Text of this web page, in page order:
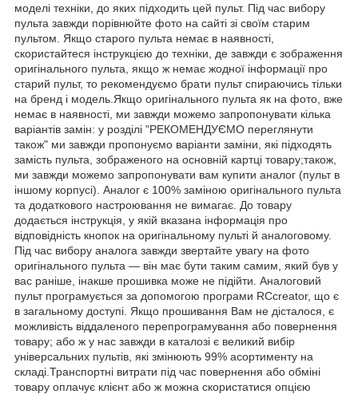
моделі техніки, до яких підходить цей пульт. Під час вибору
пульта завжди порівнюйте фото на сайті зі своїм старим
пультом. Якщо старого пульта немає в наявності,
скористайтеся інструкцією до техніки, де завжди є зображення
оригінального пульта, якщо ж немає жодної інформації про
старий пульт, то рекомендуємо брати пульт спираючись тільки
на бренд і модель.Якщо оригінального пульта як на фото, вже
немає в наявності, ми завжди можемо запропонувати кілька
варіантів замін: у розділі "РЕКОМЕНДУЄМО переглянути
також" ми завжди пропонуємо варіанти заміни, які підходять
замість пульта, зображеного на основній картці товару;також,
ми завжди можемо запропонувати вам купити аналог (пульт в
іншому корпусі). Аналог є 100% заміною оригінального пульта
та додаткового настроювання не вимагає. До товару
додається інструкція, у якій вказана інформація про
відповідність кнопок на оригінальному пульті й аналоговому.
Під час вибору аналога завжди звертайте увагу на фото
оригінального пульта — він має бути таким самим, який був у
вас раніше, інакше прошивка може не підійти. Аналоговий
пульт програмується за допомогою програми RCcreator, що є
в загальному доступі. Якщо прошивання Вам не дісталося, є
можливість віддаленого перепрограмування або повернення
товару; або ж у нас завжди в каталозі є великий вибір
універсальних пультів, які змінюють 99% асортименту на
складі.Транспортні витрати під час повернення або обміні
товару оплачує клієнт або ж можна скористатися опцією